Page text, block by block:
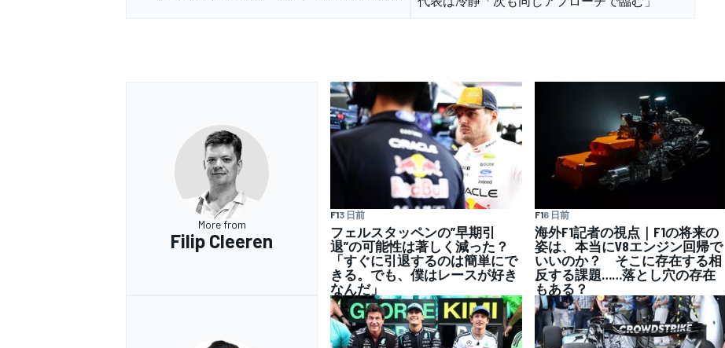
More from
Filip Cleeren
F13 日前
フェルスタッペンの”早期引
退”の可能性は著しく減った？
「すぐに引退するのは簡単にで
きる。でも、僕はレースが好き
なんだ」
F16 日前
海外F1記者の視点｜F1の将来の
姿は、本当にV8エンジン回帰で
いいのか？ そこに存在する相
反する課題……落とし穴の存在
もある？